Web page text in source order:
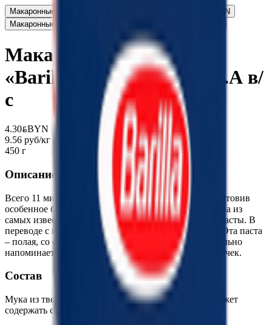
Макаронные изделия «Barilla» фарфалле гр.А в/с
BYN
Макаронные изделия «Barilla» спагетти гр.А в/с
Макаронные изделия
«Barilla» пенне ригате гр.А в/
с
4.30BYNBYN
9.56 руб/кг
450 г
Описание
Всего 11 минут, чтобы выразить свои чувства, приготовив
особенное блюдо для тех, кто вам дорог. Пенне – одна из
самых известных и популярных форм итальянской пасты. В
переводе с итальянского «пенне» означает «ручка». Эта паста
– полая, со срезанными уголком краями – действительно
напоминает наконечники старинных чернильных ручек.
Состав
Мука из твердой пшеницы высшего сорта, вода. Может
содержать следы соевых продуктов.